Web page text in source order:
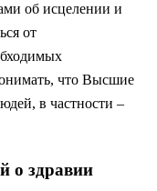
об исцелении и
от
что Высшие
в частности –
о здравии